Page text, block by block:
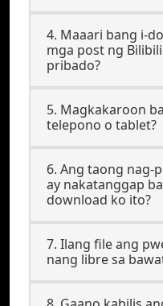
4. Maaari bang i-
mga post ng
pribado?
5. Magkakaroon
telepono o tablet?
6. Ang taong nag-
ay nakatanggap
download ko ito?
7. Ilang file ang
nang libre sa